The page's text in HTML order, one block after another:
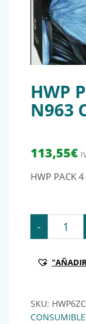
HWP
N963
113,55€
HWP PACK
- HWP
SKU: